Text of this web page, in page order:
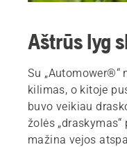
Aštrūs lyg
Su
kilimas, o kitoje
buvo veikiau
žolės
mažina vejos